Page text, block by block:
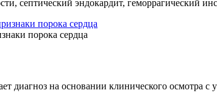
септический эндокардит, геморрагический
порока сердца
диагноз на основании клинического осмотра